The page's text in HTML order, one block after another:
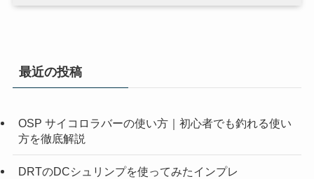
最近の投稿
OSP サイコロラバーの使い方｜初心者でも釣れる使い
方を徹底解説
DRTのDCシュリンプを使ってみたインプレ